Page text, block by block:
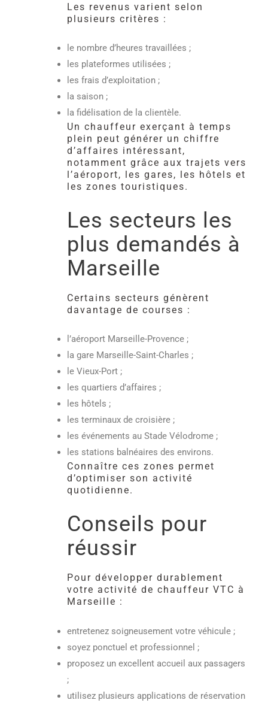
Les revenus varient selon
plusieurs critères :
le nombre d’heures travaillées ;
les plateformes utilisées ;
les frais d’exploitation ;
la saison ;
la fidélisation de la clientèle.
Un chauffeur exerçant à temps
plein peut générer un chiffre
d’affaires intéressant,
notamment grâce aux trajets vers
l’aéroport, les gares, les hôtels et
les zones touristiques.
Les secteurs les
plus demandés à
Marseille
Certains secteurs génèrent
davantage de courses :
l’aéroport Marseille-Provence ;
la gare Marseille-Saint-Charles ;
le Vieux-Port ;
les quartiers d’affaires ;
les hôtels ;
les terminaux de croisière ;
les événements au Stade Vélodrome ;
les stations balnéaires des environs.
Connaître ces zones permet
d’optimiser son activité
quotidienne.
Conseils pour
réussir
Pour développer durablement
votre activité de chauffeur VTC à
Marseille :
entretenez soigneusement votre véhicule ;
soyez ponctuel et professionnel ;
proposez un excellent accueil aux passagers
;
utilisez plusieurs applications de réservation